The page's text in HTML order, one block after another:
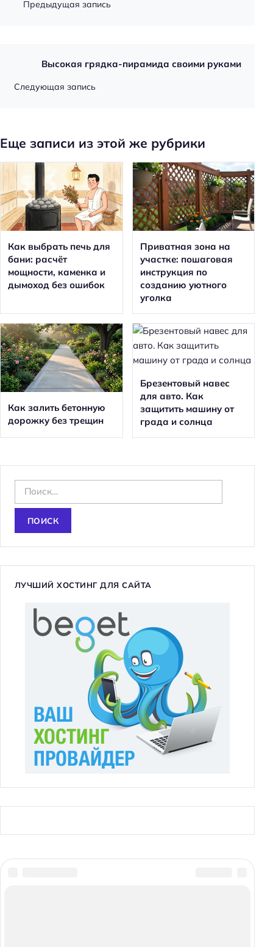
Предыдущая запись
Высокая грядка-пирамида своими руками
Следующая запись
Еще записи из этой же рубрики
Как выбрать печь для
бани: расчёт
мощности, каменка и
дымоход без ошибок
Приватная зона на
участке: пошаговая
инструкция по
созданию уютного
уголка
Как залить бетонную
дорожку без трещин
Брезентовый навес
для авто. Как
защитить машину от
града и солнца
а
и
ЛУЧШИЙ ХОСТИНГ ДЛЯ САЙТА